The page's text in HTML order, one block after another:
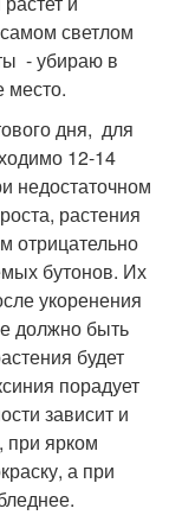
светлом
- убираю в
место.
дня, для
12-14
недостаточном
растения
отрицательно
бутонов. Их
укоренения
должно быть
будет
порадует
зависит и
при ярком
а при